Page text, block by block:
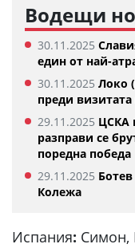
Водещи
30.11.2025
един от най-
30.11.2025 Локо
преди
29.11.2025 ЦСКА
разправи се
поредна победа
29.11.2025
Колежа
Испания: Симон,